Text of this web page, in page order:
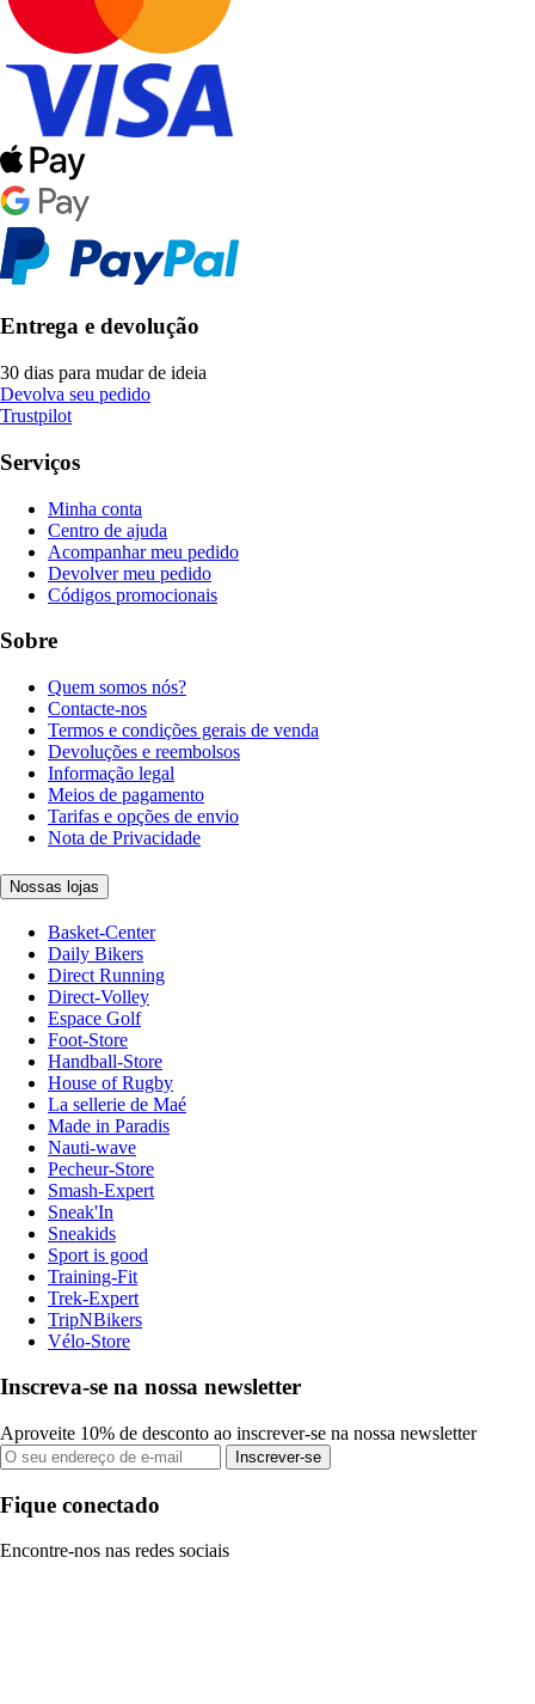
Entrega e devolução
30 dias para mudar de ideia
Devolva seu pedido
Trustpilot
Serviços
Minha conta
Centro de ajuda
Acompanhar meu pedido
Devolver meu pedido
Códigos promocionais
Sobre
Quem somos nós?
Contacte-nos
Termos e condições gerais de venda
Devoluções e reembolsos
Informação legal
Meios de pagamento
Tarifas e opções de envio
Nota de Privacidade
Nossas lojas
Basket-Center
Daily Bikers
Direct Running
Direct-Volley
Espace Golf
Foot-Store
Handball-Store
House of Rugby
La sellerie de Maé
Made in Paradis
Nauti-wave
Pecheur-Store
Smash-Expert
Sneak'In
Sneakids
Sport is good
Training-Fit
Trek-Expert
TripNBikers
Vélo-Store
Inscreva-se na nossa newsletter
Aproveite 10% de desconto ao inscrever-se na nossa newsletter
Inscrever-se
Fique conectado
Encontre-nos nas redes sociais